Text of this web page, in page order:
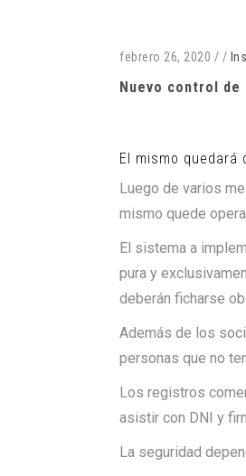
febrero 26, 2020 / /
Nuevo control de
El mismo
Luego de varios
mismo quede
El sistema a
pura y
deberán ficharse
Además de los
personas que no
Los registros
asistir con DNI y
La seguridad